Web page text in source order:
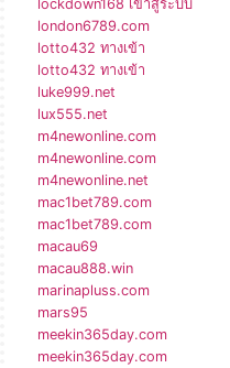
lockdown168 เข้าสู่ระบบ
london6789.com
lotto432 ทางเข้า
lotto432 ทางเข้า
luke999.net
lux555.net
m4newonline.com
m4newonline.com
m4newonline.net
mac1bet789.com
mac1bet789.com
macau69
macau888.win
marinapluss.com
mars95
meekin365day.com
meekin365day.com